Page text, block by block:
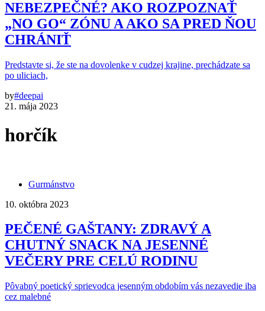
NEBEZPEČNÉ? AKO ROZPOZNAŤ
„NO GO“ ZÓNU A AKO SA PRED ŇOU
CHRÁNIŤ
Predstavte si, že ste na dovolenke v cudzej krajine, prechádzate sa
po uliciach,
by#deepai
21. mája 2023
horčík
Gurmánstvo
10. októbra 2023
PEČENÉ GAŠTANY: ZDRAVÝ A
CHUTNÝ SNACK NA JESENNÉ
VEČERY PRE CELÚ RODINU
Pôvabný poetický sprievodca jesenným obdobím vás nezavedie iba
cez malebné